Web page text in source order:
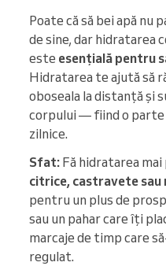
Poate că să bei apă nu
de sine, dar hidratarea
este esențială pentru
Hidratarea te ajută să
oboseala la distanță și
corpului — fiind o
zilnice.
Sfat: Fă hidratarea mai
citrice, castravete
pentru un plus de
sau un pahar care îți
marcaje de timp care
regulat.